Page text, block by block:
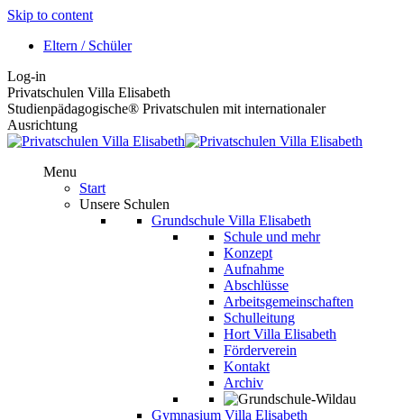
Skip to content
Eltern / Schüler
Log-in
Privatschulen Villa Elisabeth
Studienpädagogische® Privatschulen mit internationaler
Ausrichtung
Menu
Start
Unsere Schulen
Grundschule Villa Elisabeth
Schule und mehr
Konzept
Aufnahme
Abschlüsse
Arbeitsgemeinschaften
Schulleitung
Hort Villa Elisabeth
Förderverein
Kontakt
Archiv
Gymnasium Villa Elisabeth